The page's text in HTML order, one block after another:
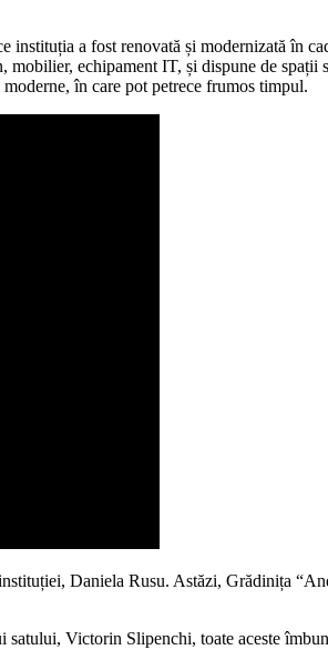
a fost renovată și modernizată în
mobilier, echipament IT, și dispune de
în care pot petrece frumos timpul.
Daniela Rusu. Astăzi, Grădinița
Victorin Slipenchi, toate aceste